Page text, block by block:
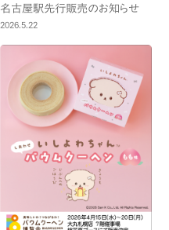
名古屋駅先行販売のお知らせ
2026.5.22